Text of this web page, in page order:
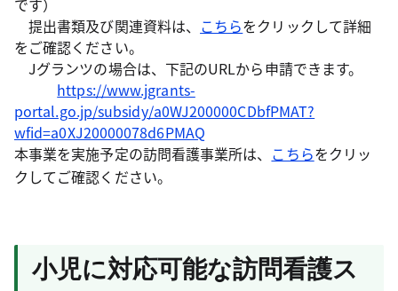
です）
提出書類及び関連資料は、 こちらをクリックして詳細
をご確認ください。
Jグランツの場合は、下記のURLから申請できます。
https://www.jgrants-
portal.go.jp/subsidy/a0WJ200000CDbfPMAT?
wfid=a0XJ20000078d6PMAQ
本事業を実施予定の訪問看護事業所は、 こちらをクリッ
クしてご確認ください。
小児に対応可能な訪問看護ス